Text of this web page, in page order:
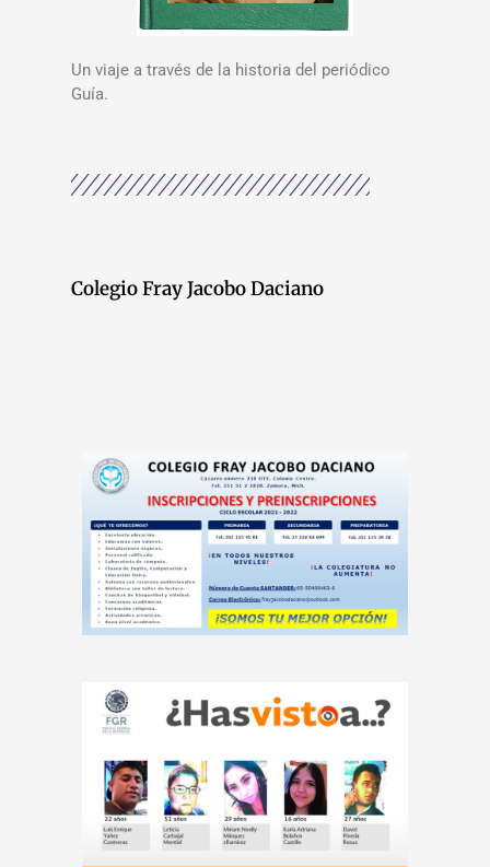
Un viaje a través de la historia del periódico
Guía.
Colegio Fray Jacobo Daciano